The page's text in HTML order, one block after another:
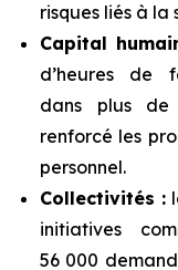
risques liés à
Capital
d’heures de
dans plus
renforcé les
personnel.
Collectivités :
initiatives
56 000